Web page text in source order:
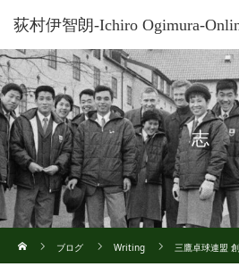
荻村伊智朗-Ichiro Ogimura-
志
ブログ
Writing 三鷹卓球連盟